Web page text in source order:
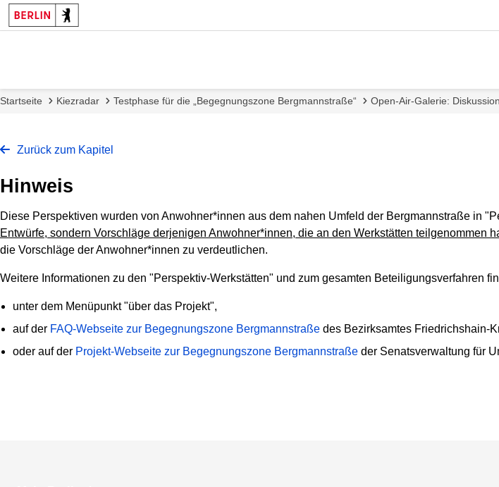
Startseite Kiezradar Testphase für die „Begegnungszone Bergmannstraße“ Open-Air-Galerie:
Zurück zum Kapitel
Hinweis
Diese Perspektiven wurden von Anwohner*innen aus dem nahen Umfeld der Bergmannstraße in
Entwürfe, sondern Vorschläge derjenigen Anwohner*innen, die an den Werkstätten teilgenommen
die Vorschläge der Anwohner*innen zu verdeutlichen.
Weitere Informationen zu den "Perspektiv-Werkstätten" und zum gesamten Beteiligungsverfahren
unter dem Menüpunkt "über das Projekt",
auf der FAQ-Webseite zur Begegnungszone Bergmannstraßedes Bezirksamtes Friedrichshain-
oder auf der Projekt-Webseite zur Begegnungszone Bergmannstraßeder Senatsverwaltung für